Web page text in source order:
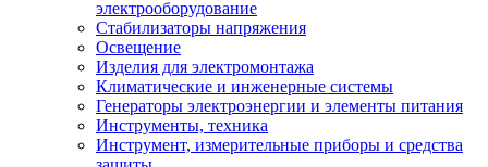
электрооборудование
Стабилизаторы напряжения
Освещение
Изделия для электромонтажа
Климатические и инженерные системы
Генераторы электроэнергии и элементы питания
Инструменты, техника
Инструмент, измерительные приборы и средства